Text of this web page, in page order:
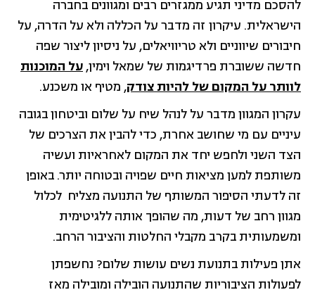
להסכם מדיני תגיע ממגזרים רבים ומגוונים בחברה
הישראלית. עיקרון זה מדבר על הכללה ולא על הדרה, על
חיבורים שיווניים ולא טריוויאלים, על ניסיון ליצור שפה
חדשה ששוברת פרדיגמות של שמאל וימין,על המוכנות
לוותר על המקום של להיות צודק, מטיף או משכנע.
עקרון המגוון מדבר על לנהל שיח על שלום וביטחון בגובה
עיניים עם מי שחושב אחרת, כדי להבין את הצרכים של
הצד השני ולחפש יחד את המקום לאחראיות ועשיה
משותפת למען מציאות חיים שפויה ובטוחה יותר. באופן
זה לדעתי הסיפור המשותף של התנועה מצליח לכלול
מגוון רחב של דעות, מה שהופך אותה ללגיטימית
ומשמעותית בקרב מקבלי החלטות והציבור הרחב.
אתן פעילות בתנועת נשים עושות שלום? נחשפתן
לפעולות הציבוריות שהתנועה הובילה ומובילה מאז